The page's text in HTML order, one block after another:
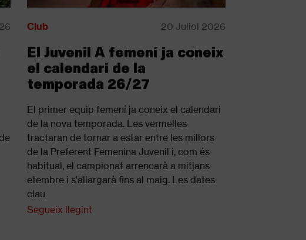
Club 20 Juliol 2026
El Juvenil A femení ja coneix
el calendari de la
temporada 26/27
El primer equip femení ja coneix el calendari
de la nova temporada. Les vermelles
tractaran de tornar a estar entre les millors
de la Preferent Femenina Juvenil i, com és
habitual, el campionat arrencarà a mitjans
etembre i s'allargarà fins al maig. Les dates
clau
Segueix llegint